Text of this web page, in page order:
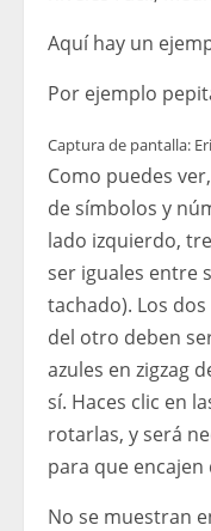
Aquí hay un
Por ejemplo
Captura de pantalla:
Como puedes
de símbolos y
lado izquierdo,
ser iguales entre
tachado). Los
del otro deben
azules en zigzag
sí. Haces clic en
rotarlas, y será
para que
No se muestran